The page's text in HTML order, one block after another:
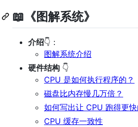
📖《图解系统》
介绍👇：
图解系统介绍
硬件结构 👇
CPU 是如何执行程序的？
磁盘比内存慢几万倍？
如何写出让 CPU 跑得更快
CPU 缓存一致性